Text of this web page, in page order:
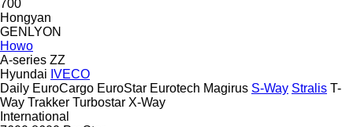
700
Hongyan
GENLYON
Howo
A-series ZZ
Hyundai IVECO
Daily EuroCargo EuroStar Eurotech Magirus S-Way Stralis T-
Way Trakker Turbostar X-Way
International